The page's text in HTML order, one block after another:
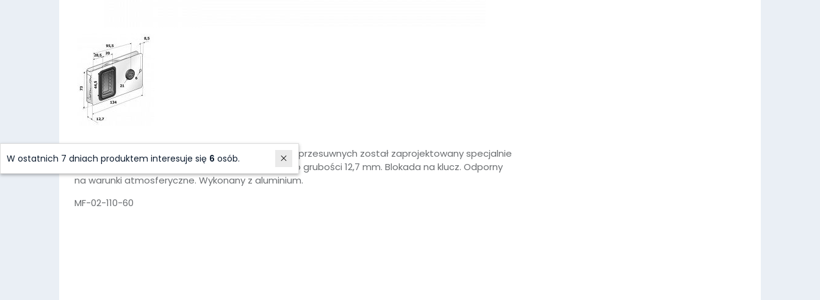
Wodoszczelny zamek Southco z serii MF do drzwi przesuwnych został zaprojektowany specjalnie
z myślą o szybkim i łatwym montażu w drzwiach o grubości 12,7 mm. Blokada na klucz. Odporny
na warunki atmosferyczne. Wykonany z aluminium.
MF-02-110-60
W ostatnich 7 dniach produktem interesuje się 6 osób.